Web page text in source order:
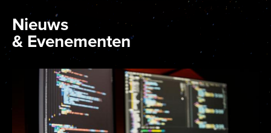
Nieuws
& Evenementen